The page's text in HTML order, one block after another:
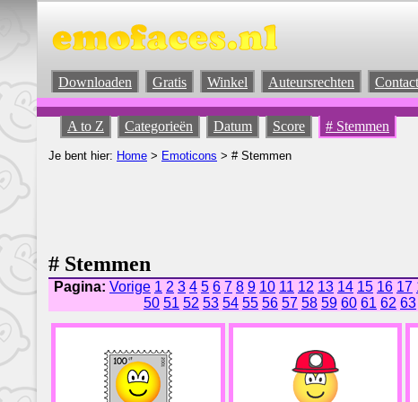
Downloaden Gratis Winkel Auteursrechten Contact
A to Z Categorieën Datum Score # Stemmen
Je bent hier: Home > Emoticons > # Stemmen
# Stemmen
Pagina: Vorige 1 2 3 4 5 6 7 8 9 10 11 12 13 14 15 16 17
50 51 52 53 54 55 56 57 58 59 60 61 62 63